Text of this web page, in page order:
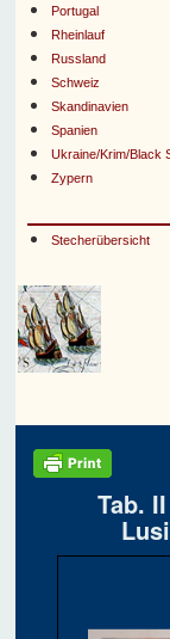
Portugal
Rheinlauf
Russland
Schweiz
Skandinavien
Spanien
Ukraine/Krim/Black
Zypern
Stecherübersicht
Tab.